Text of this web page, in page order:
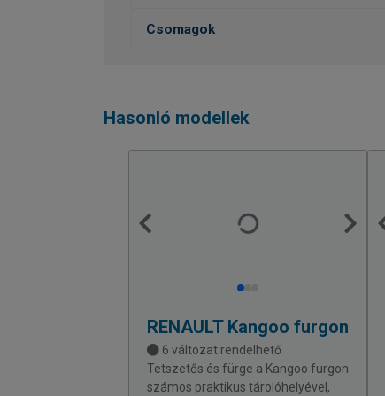
Csomagok
Hasonló modellek
RENAULTKangoo furgon
6 változat rendelhető
Tetszetős és fürge a Kangoo furgon
számos praktikus tárolóhelyével,